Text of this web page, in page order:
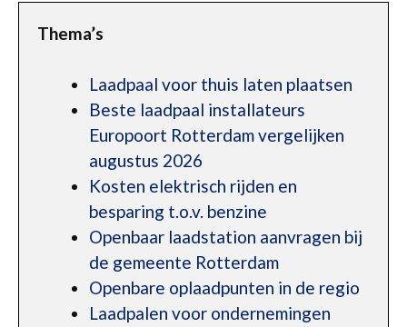
Thema’s
Laadpaal voor thuis laten plaatsen
Beste laadpaal installateurs
Europoort Rotterdam vergelijken
augustus 2026
Kosten elektrisch rijden en
besparing t.o.v. benzine
Openbaar laadstation aanvragen bij
de gemeente Rotterdam
Openbare oplaadpunten in de regio
Laadpalen voor ondernemingen